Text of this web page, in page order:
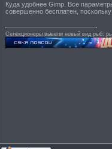
Куда удобнее Gimp. Все
совершенно бесплатен,
Селекционеры вывели новый вид рыб: